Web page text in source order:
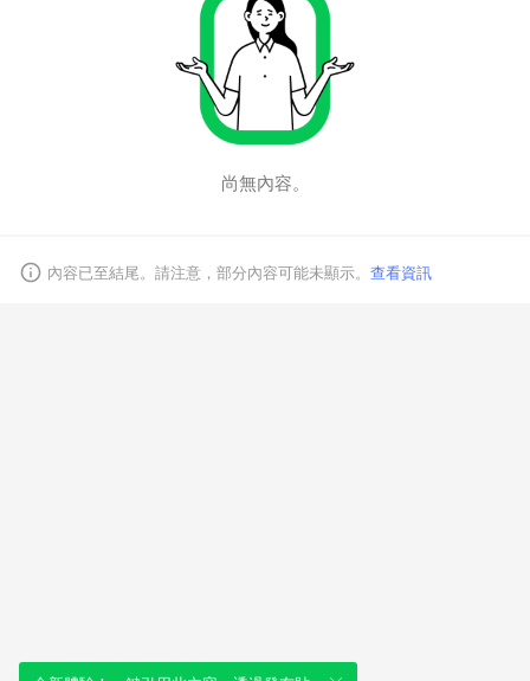
尚無內容。
內容已至結尾。請注意，部分內容可能未顯示。 查看資訊